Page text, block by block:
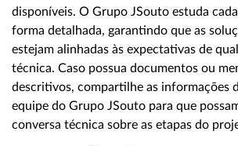
disponíveis. O Grupo JSouto estuda
forma detalhada, garantindo que as
estejam alinhadas às expectativas de
técnica. Caso possua documentos ou
descritivos, compartilhe as informações
equipe do Grupo JSouto para que
conversa técnica sobre as etapas do